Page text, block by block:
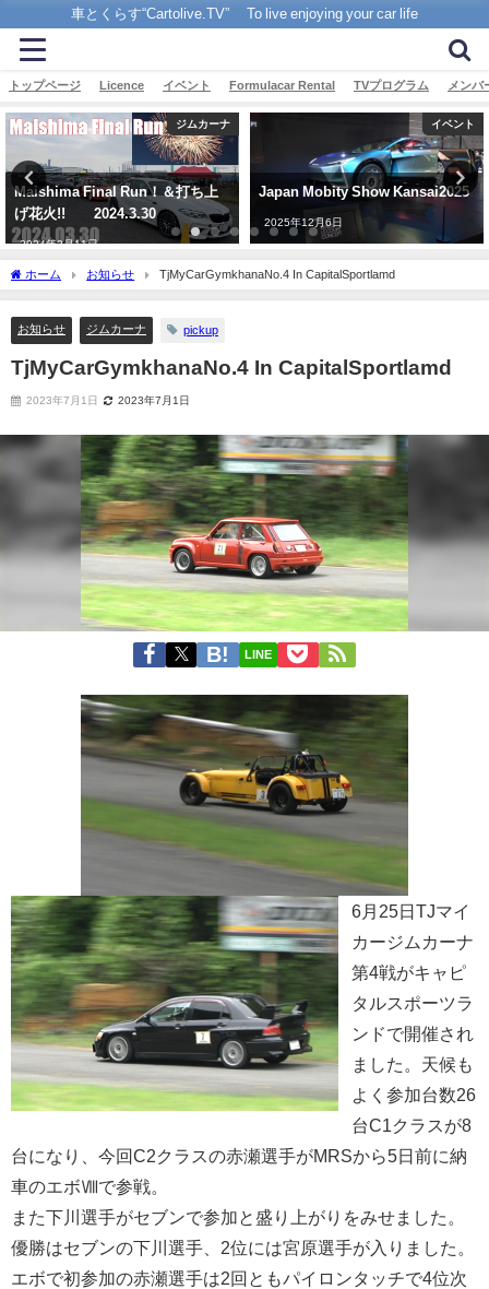
車とくらす“Cartolive.TV” To live enjoying your car life
トップページ Licence イベント Formulacar Rental TVプログラム メンバ
ジムカーナ
Maishima Final Run！＆打ち上
げ花火!! 2024.3.30
2024年2月11日
イベント
Japan Mobity Show Kansai2025
2025年12月6日
ホーム お知らせ TjMyCarGymkhanaNo.4 In CapitalSportlamd
お知らせ ジムカーナ pickup
TjMyCarGymkhanaNo.4 In CapitalSportlamd
2023年7月1日 2023年7月1日
LINE
6月25日TJマイ
カージムカーナ
第4戦がキャピ
タルスポーツラ
ンドで開催され
ました。天候も
よく参加台数26
台C1クラスが8
台になり、今回C2クラスの赤瀬選手がMRSから5日前に納
車のエボⅧで参戦。
また下川選手がセブンで参加と盛り上がりをみせました。
優勝はセブンの下川選手、2位には宮原選手が入りました。
エボで初参加の赤瀬選手は2回ともパイロンタッチで4位次